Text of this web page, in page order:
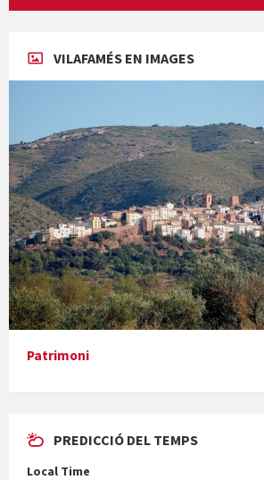
Paella monumental i TARDEO. Amics de la
VILAFAMÉS EN IMAGES
Patrimoni
PREDICCIÓ DEL TEMPS
Local Time